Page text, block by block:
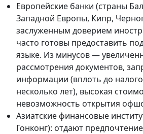
Европейские банки (страны
Западной Европы, Кипр,
заслуженным доверием
часто готовы предоставить
языке. Из минусов —
рассмотрения документов,
информации (вплоть до
несколько лет), высокая
невозможность открытия
Азиатские финансовые
Гонконг): отдают